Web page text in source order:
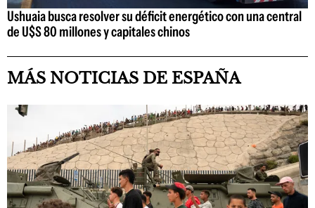
Ushuaia busca resolver su déficit energético con una central
de U$S 80 millones y capitales chinos
MÁS NOTICIAS DE ESPAÑA